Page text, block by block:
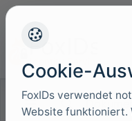
Dokumentation
Cookie-
FoxIDs verwendet
Website funktioniert.